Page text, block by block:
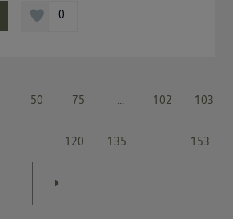
0
50 75 ... 102 103
... 120 135 ... 153